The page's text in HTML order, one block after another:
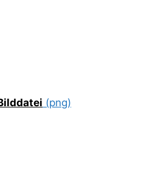
(png)